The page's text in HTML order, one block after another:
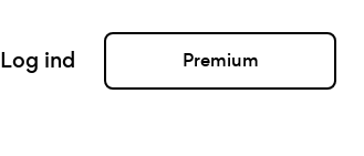
Log ind Premium